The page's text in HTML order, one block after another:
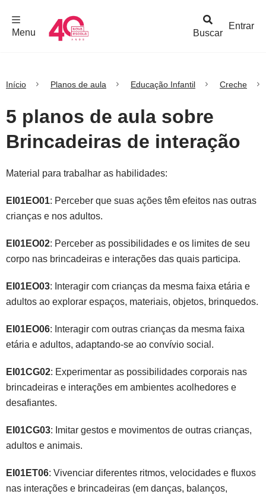
Buscar
Menu
Entrar
Início Planos de aula Educação Infantil Creche
5 planos de aula sobre
Brincadeiras de interação
Material para trabalhar as habilidades:
EI01EO01: Perceber que suas ações têm efeitos nas outras
crianças e nos adultos.
EI01EO02: Perceber as possibilidades e os limites de seu
corpo nas brincadeiras e interações das quais participa.
EI01EO03: Interagir com crianças da mesma faixa etária e
adultos ao explorar espaços, materiais, objetos, brinquedos.
EI01EO06: Interagir com outras crianças da mesma faixa
etária e adultos, adaptando-se ao convívio social.
EI01CG02: Experimentar as possibilidades corporais nas
brincadeiras e interações em ambientes acolhedores e
desafiantes.
EI01CG03: Imitar gestos e movimentos de outras crianças,
adultos e animais.
EI01ET06: Vivenciar diferentes ritmos, velocidades e fluxos
nas interações e brincadeiras (em danças, balanços,